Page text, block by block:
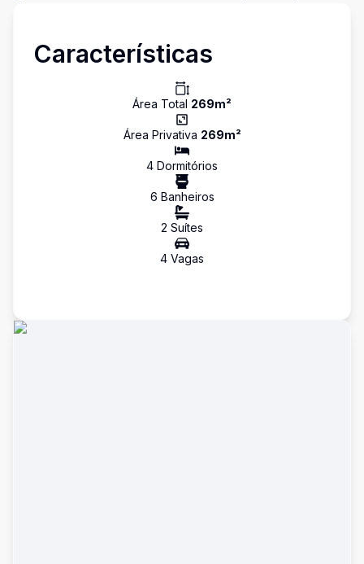
Características
Área Total 269m²
Área Privativa 269m²
4 Dormitórios
6 Banheiros
2 Suítes
4 Vagas